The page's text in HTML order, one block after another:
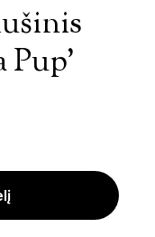
Pup' kiekis